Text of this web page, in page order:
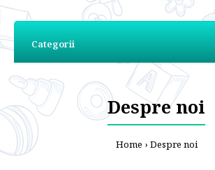
Categorii
Despre noi
Home Despre noi